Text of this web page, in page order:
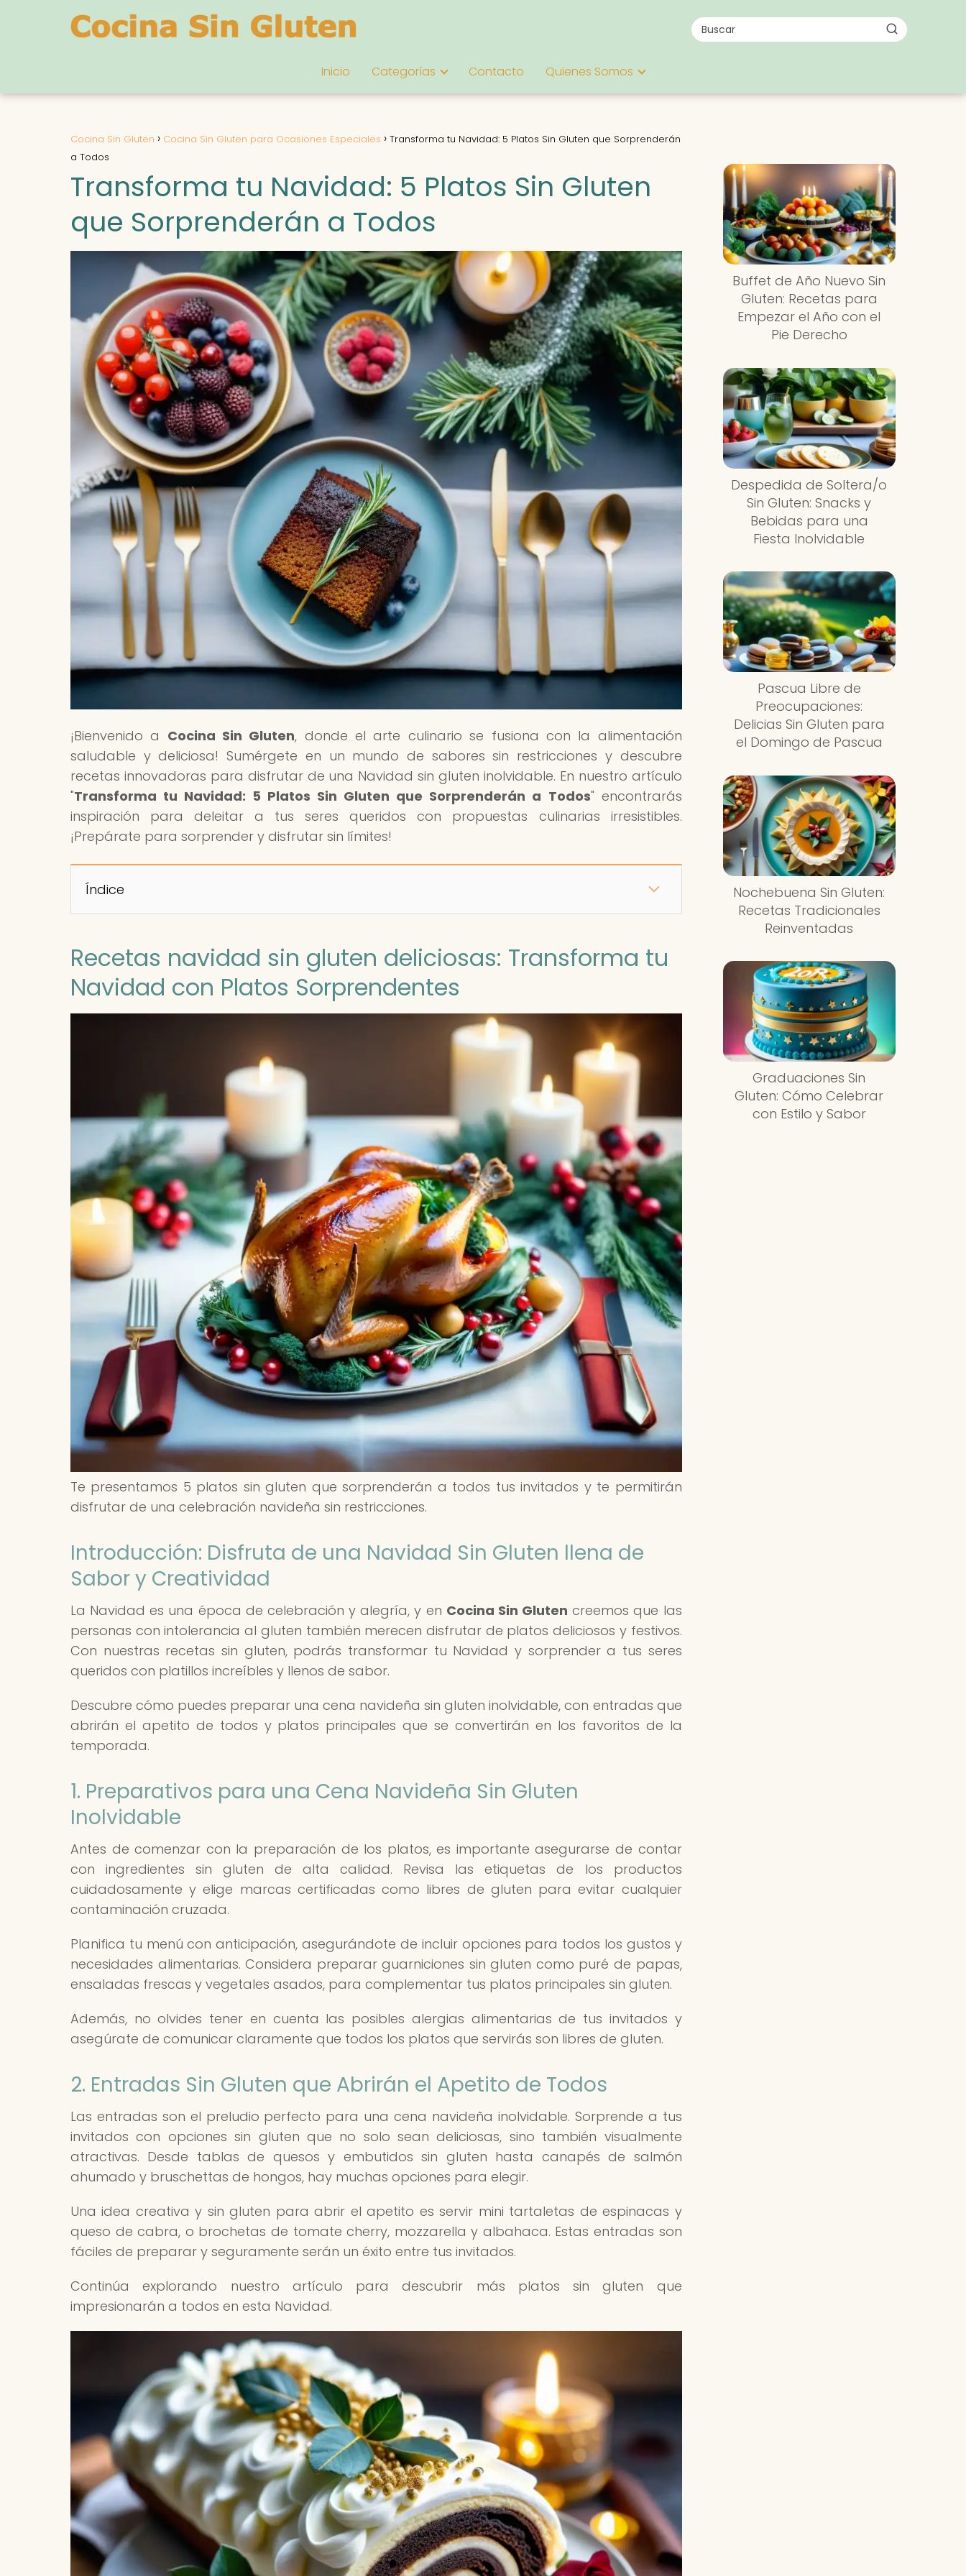
Inicio Categorías Contacto Quienes Somos
Cocina Sin Gluten Cocina Sin Gluten para Ocasiones Especiales
Transforma tu Navidad: 5 Platos Sin Gluten que Sorprenderán
a Todos
Transforma tu Navidad: 5 Platos Sin Gluten
que Sorprenderán a Todos
¡Bienvenido a Cocina Sin Gluten, donde el arte culinario se fusiona con la alimentación
saludable y deliciosa! Sumérgete en un mundo de sabores sin restricciones y descubre
recetas innovadoras para disfrutar de una Navidad sin gluten inolvidable. En nuestro artículo
"Transforma tu Navidad: 5 Platos Sin Gluten que Sorprenderán a Todos" encontrarás
inspiración para deleitar a tus seres queridos con propuestas culinarias irresistibles.
¡Prepárate para sorprender y disfrutar sin límites!
Índice
Recetas navidad sin gluten deliciosas: Transforma tu
Navidad con Platos Sorprendentes
Te presentamos 5 platos sin gluten que sorprenderán a todos tus invitados y te permitirán
disfrutar de una celebración navideña sin restricciones.
Introducción: Disfruta de una Navidad Sin Gluten llena de
Sabor y Creatividad
La Navidad es una época de celebración y alegría, y en Cocina Sin Gluten creemos que las
personas con intolerancia al gluten también merecen disfrutar de platos deliciosos y festivos.
Con nuestras recetas sin gluten, podrás transformar tu Navidad y sorprender a tus seres
queridos con platillos increíbles y llenos de sabor.
Descubre cómo puedes preparar una cena navideña sin gluten inolvidable, con entradas que
abrirán el apetito de todos y platos principales que se convertirán en los favoritos de la
temporada.
1. Preparativos para una Cena Navideña Sin Gluten
Inolvidable
Antes de comenzar con la preparación de los platos, es importante asegurarse de contar
con ingredientes sin gluten de alta calidad. Revisa las etiquetas de los productos
cuidadosamente y elige marcas certificadas como libres de gluten para evitar cualquier
contaminación cruzada.
Planifica tu menú con anticipación, asegurándote de incluir opciones para todos los gustos y
necesidades alimentarias. Considera preparar guarniciones sin gluten como puré de papas,
ensaladas frescas y vegetales asados, para complementar tus platos principales sin gluten.
Además, no olvides tener en cuenta las posibles alergias alimentarias de tus invitados y
asegúrate de comunicar claramente que todos los platos que servirás son libres de gluten.
2. Entradas Sin Gluten que Abrirán el Apetito de Todos
Las entradas son el preludio perfecto para una cena navideña inolvidable. Sorprende a tus
invitados con opciones sin gluten que no solo sean deliciosas, sino también visualmente
atractivas. Desde tablas de quesos y embutidos sin gluten hasta canapés de salmón
ahumado y bruschettas de hongos, hay muchas opciones para elegir.
Una idea creativa y sin gluten para abrir el apetito es servir mini tartaletas de espinacas y
queso de cabra, o brochetas de tomate cherry, mozzarella y albahaca. Estas entradas son
fáciles de preparar y seguramente serán un éxito entre tus invitados.
Continúa explorando nuestro artículo para descubrir más platos sin gluten que
impresionarán a todos en esta Navidad.
Buffet de Año Nuevo Sin
Gluten: Recetas para
Empezar el Año con el
Pie Derecho
Despedida de Soltera/o
Sin Gluten: Snacks y
Bebidas para una
Fiesta Inolvidable
Pascua Libre de
Preocupaciones:
Delicias Sin Gluten para
el Domingo de Pascua
Nochebuena Sin Gluten:
Recetas Tradicionales
Reinventadas
Graduaciones Sin
Gluten: Cómo Celebrar
con Estilo y Sabor